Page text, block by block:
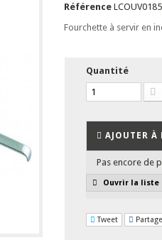
Référence LCOUV0185
Fourchette à servir en
Quantité
AJOUTER À
Pas encore de
Ouvrir la liste
Tweet